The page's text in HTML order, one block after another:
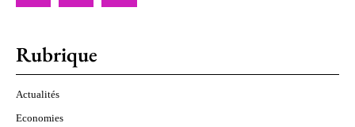
Rubrique
Actualités
Economies